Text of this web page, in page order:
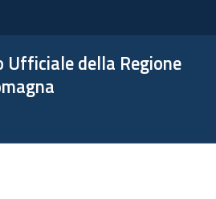
della Regione